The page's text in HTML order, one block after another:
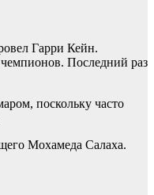
Гарри Кейн.
Последний раз
поскольку часто
Мохамеда Салаха.